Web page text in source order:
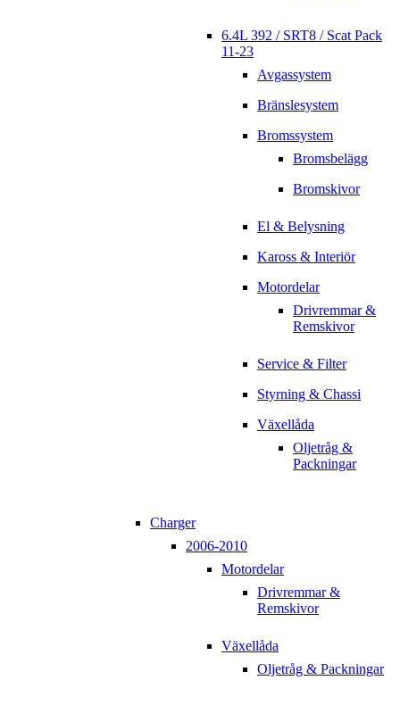
6.4L 392 / SRT8 / Scat Pack
11-23
Avgassystem
Bränslesystem
Bromssystem
Bromsbelägg
Bromskivor
El & Belysning
Kaross & Interiör
Motordelar
Drivremmar &
Remskivor
Service & Filter
Styrning & Chassi
Växellåda
Oljetråg &
Packningar
Charger
2006-2010
Motordelar
Drivremmar &
Remskivor
Växellåda
Oljetråg & Packningar